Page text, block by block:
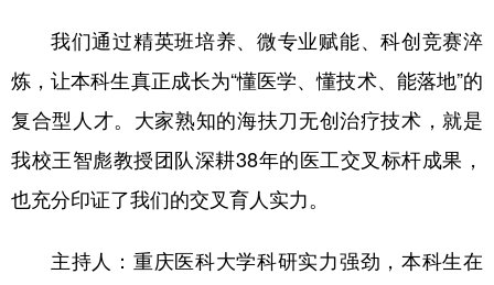
我们通过精英班培养、微专业赋能、科创竞赛淬
炼，让本科生真正成长为“懂医学、懂技术、能落地”的
复合型人才。大家熟知的海扶刀无创治疗技术，就是
我校王智彪教授团队深耕38年的医工交叉标杆成果，
也充分印证了我们的交叉育人实力。
主持人：重庆医科大学科研实力强劲，本科生在